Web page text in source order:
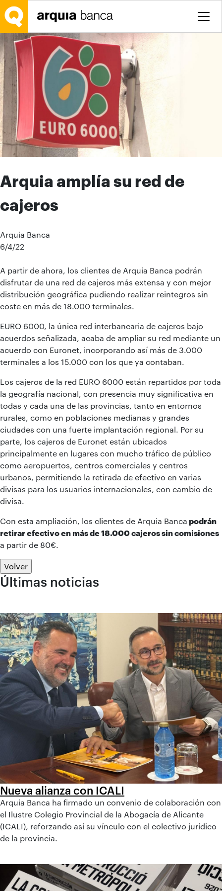
Saltar al contenido principal
Arquia amplía su red de
cajeros
Arquia Banca
6/4/22
A partir de ahora, los clientes de Arquia Banca podrán
disfrutar de una red de cajeros más extensa y con mejor
distribución geográfica pudiendo realizar reintegros sin
coste en más de 18.000 terminales.
EURO 6000, la única red interbancaria de cajeros bajo
acuerdos señalizada, acaba de ampliar su red mediante un
acuerdo con Euronet, incorporando así más de 3.000
terminales a los 15.000 con los que ya contaban.
Los cajeros de la red EURO 6000 están repartidos por toda
la geografía nacional, con presencia muy significativa en
todas y cada una de las provincias, tanto en entornos
rurales, como en poblaciones medianas y grandes
ciudades con una fuerte implantación regional. Por su
parte, los cajeros de Euronet están ubicados
principalmente en lugares con mucho tráfico de público
como aeropuertos, centros comerciales y centros
urbanos, permitiendo la retirada de efectivo en varias
divisas para los usuarios internacionales, con cambio de
divisa.
Con esta ampliación, los clientes de Arquia Banca podrán
retirar efectivo en más de 18.000 cajeros sin comisiones
a partir de 80€.
Volver
Últimas noticias
Nueva alianza con ICALI
Arquia Banca ha firmado un convenio de colaboración con
el Ilustre Colegio Provincial de la Abogacía de Alicante
(ICALI), reforzando así su vínculo con el colectivo jurídico
de la provincia.